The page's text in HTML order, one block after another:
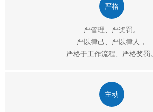
严格
严管理、严奖罚。
严以律己、严以律人，
严格于工作流程、严格奖罚。
主动